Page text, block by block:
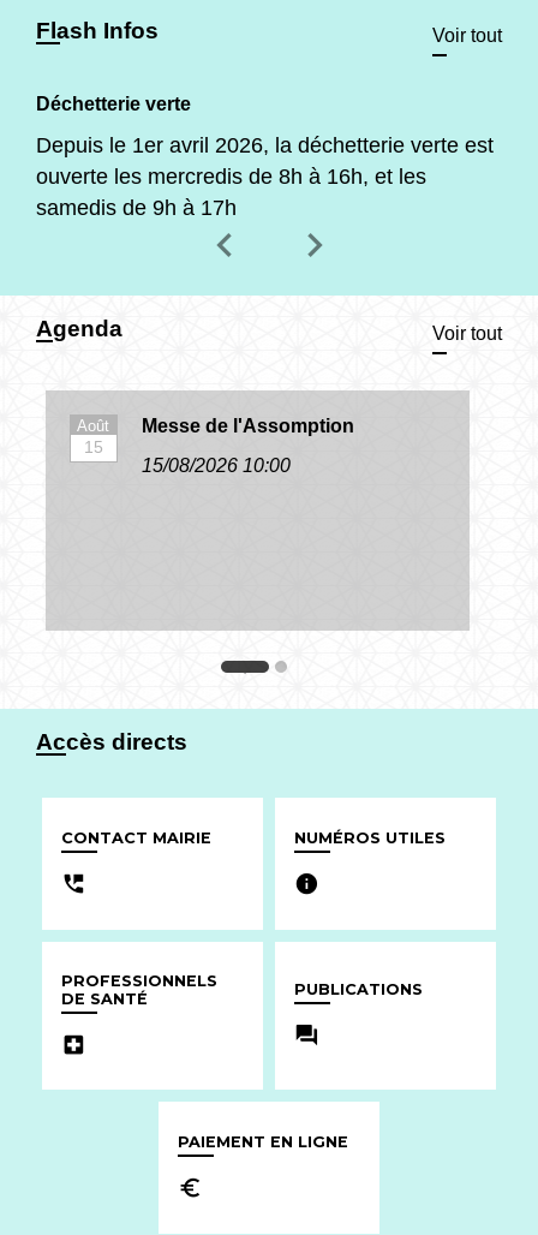
Flash Infos Voir tout
Déchetterie verte
Depuis le 1er avril 2026, la déchetterie verte est
ouverte les mercredis de 8h à 16h, et les
samedis de 9h à 17h
chevron_left Previous
chevron_right
Agenda Voir tout
Août
15
Messe de l'Assomption
15/08/2026 10:00
Accès directs
CONTACT MAIRIE
perm_phone_msg
NUMÉROS UTILES
info
PROFESSIONNELS
DE SANTÉ
local_hospital
PUBLICATIONS
question_answer
PAIEMENT EN LIGNE
euro_symbol